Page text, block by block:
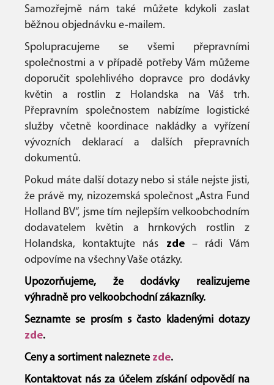
Samozřejmě nám také můžete kdykoli zaslat
běžnou objednávku e-mailem.
Spolupracujeme se všemi přepravními
společnostmi a v případě potřeby Vám můžeme
doporučit spolehlivého dopravce pro dodávky
květin a rostlin z Holandska na Váš trh.
Přepravním společnostem nabízíme logistické
služby včetně koordinace nakládky a vyřízení
vývozních deklarací a dalších přepravních
dokumentů.
Pokud máte další dotazy nebo si stále nejste jisti,
že právě my, nizozemská společnost „Astra Fund
Holland BV“, jsme tím nejlepším velkoobchodním
dodavatelem květin a hrnkových rostlin z
Holandska, kontaktujte nás zde– rádi Vám
odpovíme na všechny Vaše otázky.
Upozorňujeme, že dodávky realizujeme
výhradně pro velkoobchodní zákazníky.
Seznamte se prosím s často kladenými dotazy
zde.
Ceny a sortiment naleznete zde.
Kontaktovat nás za účelem získání odpovědí na